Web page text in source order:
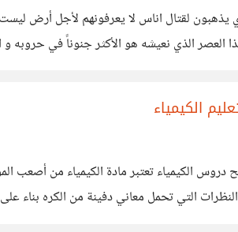
يذهبون لقتال اناس لا يعرفونهم لأجل أرض
العصر الذي نعيشه هو الأكثر جنوناً في
الكيمياء
الكيمياء تعتبر مادة الكيمياء من أصعب
التي تحمل معاني دفينة من الكره